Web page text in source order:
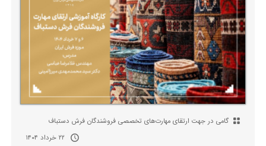
گامی در جهت ارتقای مهارت‌های تخصصی فروشندگان فرش دستباف
۲۲ خرداد ۱۴۰۴